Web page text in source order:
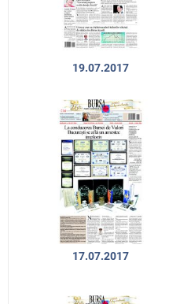
19.07.2017
17.07.2017